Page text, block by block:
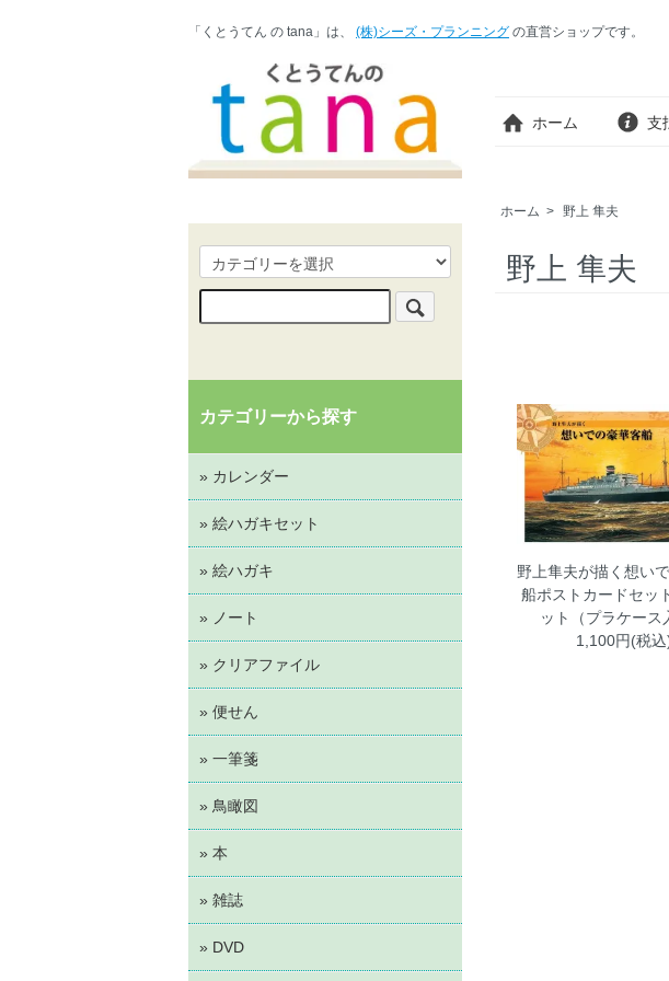
「くとうてん の tana」は、 (株)シーズ・プランニング の直営ショップです。
ホーム 支
ホーム > 野上 隼夫
野上 隼夫
野上隼夫が描く想い
船ポストカードセッ
ット（プラケース
1,100円(税込
カテゴリーから探す
» カレンダー
» 絵ハガキセット
» 絵ハガキ
» ノート
» クリアファイル
» 便せん
» 一筆箋
» 鳥瞰図
» 本
» 雑誌
» DVD